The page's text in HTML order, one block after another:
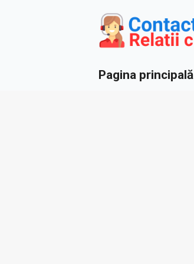
Pagina principală